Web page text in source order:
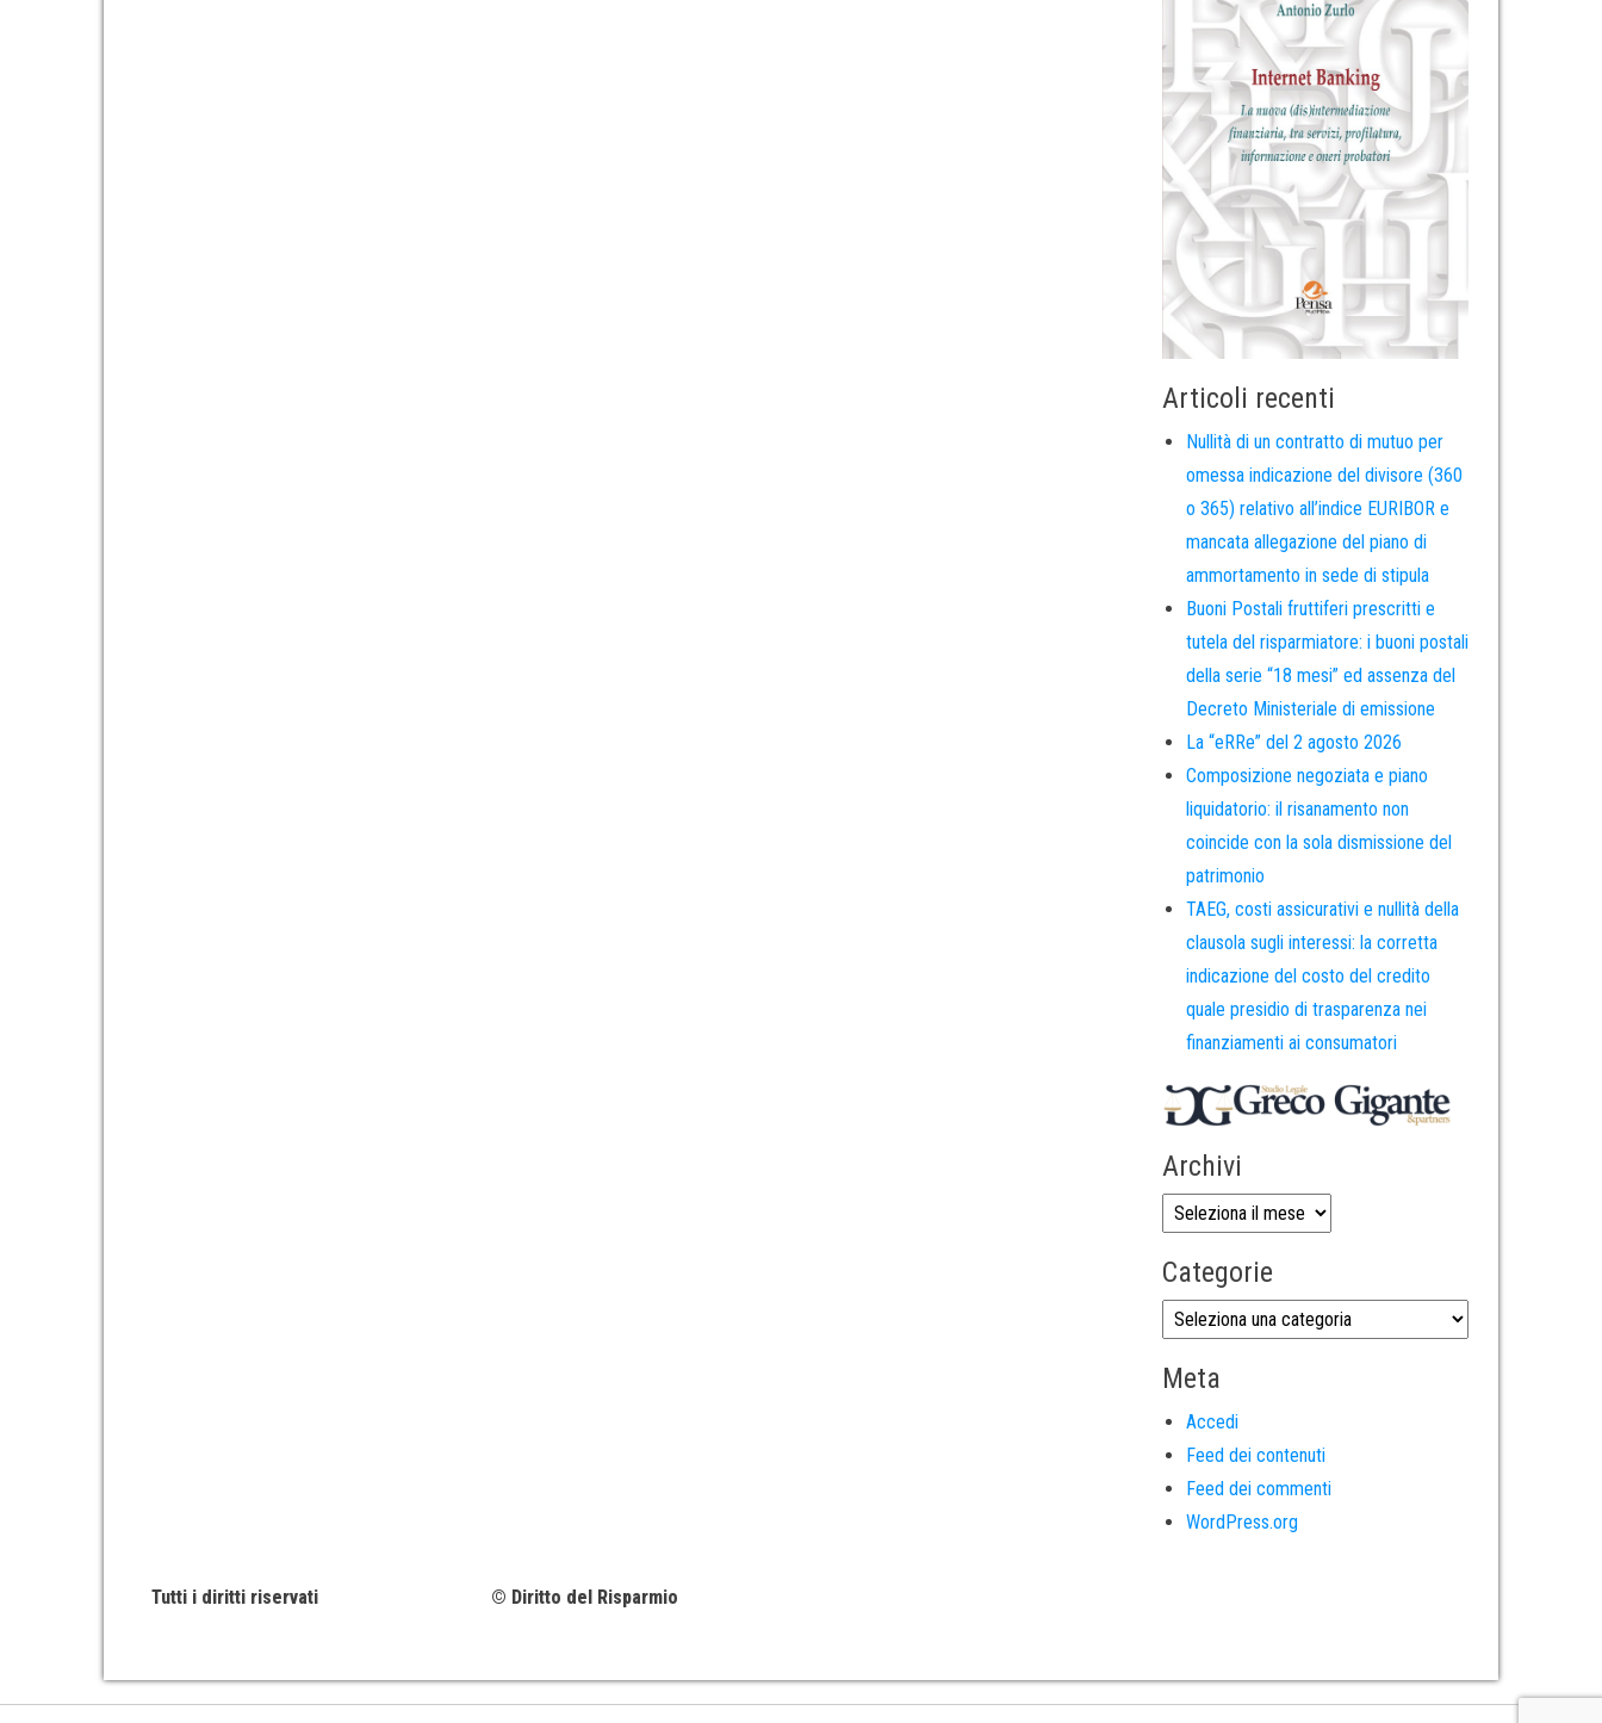
Articoli recenti
Nullità di un contratto di mutuo per
omessa indicazione del divisore (360
o 365) relativo all’indice EURIBOR e
mancata allegazione del piano di
ammortamento in sede di stipula
Buoni Postali fruttiferi prescritti e
tutela del risparmiatore: i buoni postali
della serie “18 mesi” ed assenza del
Decreto Ministeriale di emissione
La “eRRe” del 2 agosto 2026
Composizione negoziata e piano
liquidatorio: il risanamento non
coincide con la sola dismissione del
patrimonio
TAEG, costi assicurativi e nullità della
clausola sugli interessi: la corretta
indicazione del costo del credito
quale presidio di trasparenza nei
finanziamenti ai consumatori
Archivi
Categorie
Meta
Accedi
Feed dei contenuti
Feed dei commenti
WordPress.org
Tutti i diritti riservati © Diritto del Risparmio